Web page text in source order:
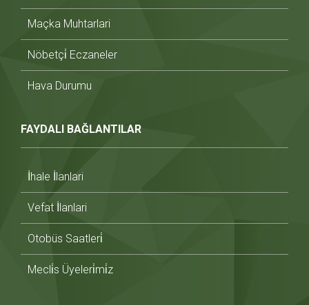
Maçka Muhtarlari
Nöbetçi̇ Eczaneler
Hava Durumu
FAYDALI BAĞLANTILAR
İhale İlanlari
Vefat İlanlari
Otobüs Saatleri̇
Mecli̇s Üyeleri̇mi̇z